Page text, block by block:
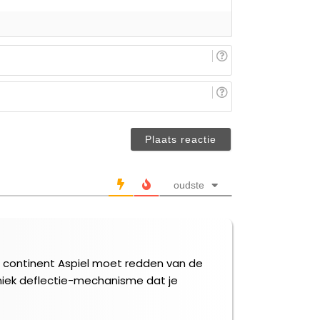
(niet
oudste
Aspiel moet redden van de
deflectie-mechanisme dat je